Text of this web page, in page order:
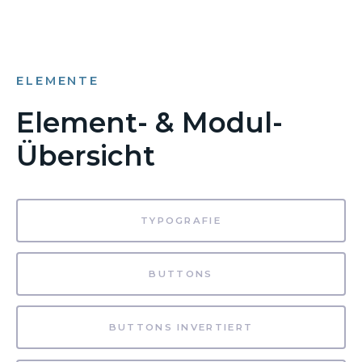
ELEMENTE
Element- & Modul-
Übersicht
TYPOGRAFIE
BUTTONS
BUTTONS INVERTIERT